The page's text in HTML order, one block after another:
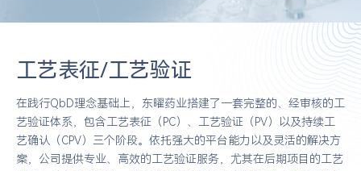
工艺表征/工艺验证
在践行QbD理念基础上，东曜药业搭建了一套完整的、经审核的工
艺验证体系，包含工艺表征（PC）、工艺验证（PV）以及持续工
艺确认（CPV）三个阶段。依托强大的平台能力以及灵活的解决方
案，公司提供专业、高效的工艺验证服务，尤其在后期项目的工艺